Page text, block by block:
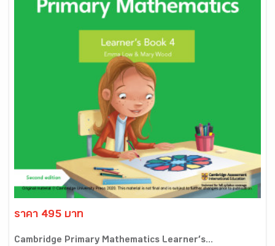
ราคา 495 บาท
Cambridge Primary Mathematics Learner’s...